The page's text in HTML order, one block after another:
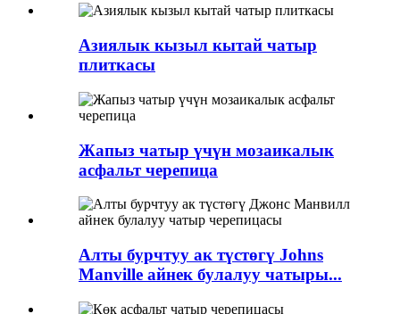
Азиялык кызыл кытай чатыр
плиткасы
Жапыз чатыр үчүн мозаикалык
асфальт черепица
Алты бурчтуу ак түстөгү Johns
Manville айнек булалуу чатыры...